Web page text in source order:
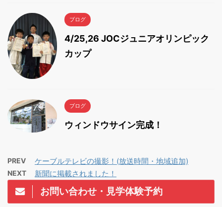
ブログ
4/25,26 JOCジュニアオリンピック
カップ
ブログ
ウィンドウサイン完成！
PREV ケーブルテレビの撮影！(放送時間・地域追加)
NEXT 新聞に掲載されました！
お問い合わせ・見学体験予約